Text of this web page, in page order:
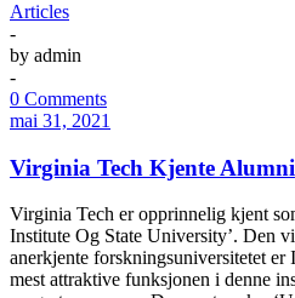
Articles
-
by admin
-
0 Comments
mai 31, 2021
Virginia Tech Kjente Alumni
Virginia Tech er opprinnelig kjent
Institute Og State University’. Den
anerkjente forskningsuniversitetet
mest attraktive funksjonen i denne